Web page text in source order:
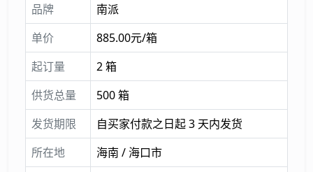
品牌
南派
单价
885.00元/箱
起订量
2 箱
供货总量
500 箱
发货期限
自买家付款之日起 3 天内发货
所在地
海南 / 海口市